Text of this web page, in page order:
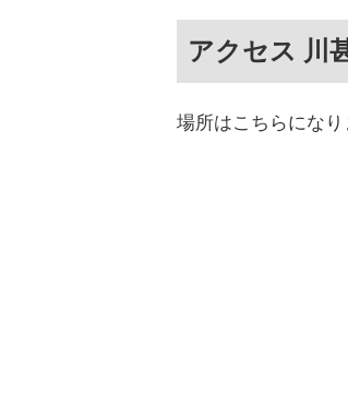
アクセス 川
場所はこちらになり